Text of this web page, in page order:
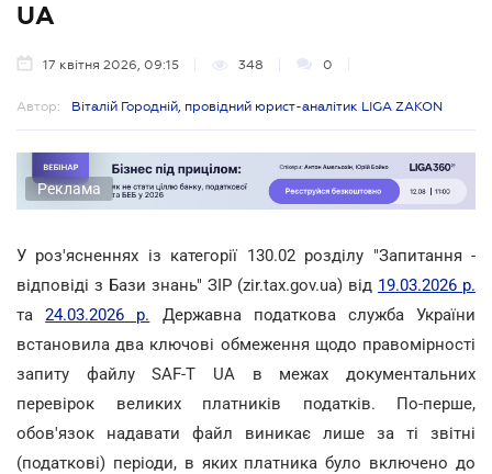
UA
17 квітня 2026, 09:15 348 0
Автор: Віталій Городній, провідний юрист-аналітик LIGA ZAKON
Реклама
У роз'ясненнях із категорії 130.02 розділу "Запитання -
відповіді з Бази знань" ЗІР (zir.tax.gov.ua) від 19.03.2026 р.
та24.03.2026 р. Державна податкова служба України
встановила два ключові обмеження щодо правомірності
запиту файлу SAF-T UA в межах документальних
перевірок великих платників податків. По-перше,
обов'язок надавати файл виникає лише за ті звітні
(податкові) періоди, в яких платника було включено до